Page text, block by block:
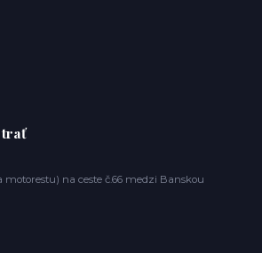
trať
motorestu) na ceste č.66 medzi Banskou